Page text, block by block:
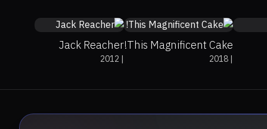
This Magnificent Cake!
|
2018
Jack Reacher
|
2012